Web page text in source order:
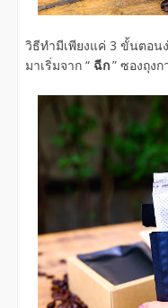
วิธีทำมีเพียงแค่ 3 ขั้นตอน
มาเริ่มจาก “ ฉีก” ซองถุง